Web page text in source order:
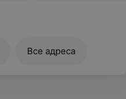
Все адреса